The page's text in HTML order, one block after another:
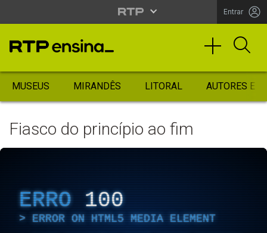
Entrar
MUSEUS MIRANDÊS LITORAL AUTORES
Fiasco do princípio ao fim
ERRO 100
ERROR ON HTML5 MEDIA ELEMENT